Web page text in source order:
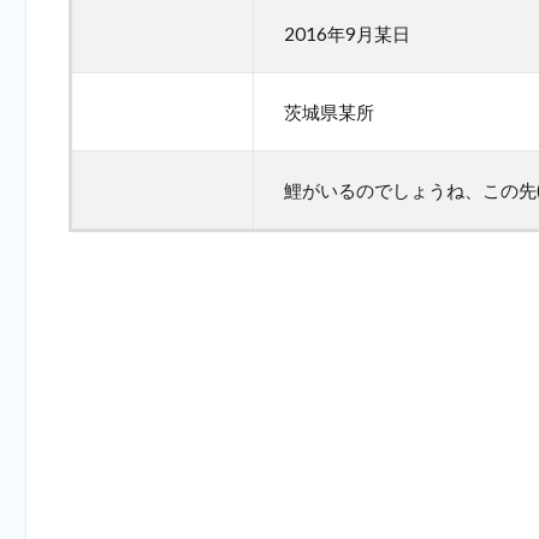
2016年9月某日
茨城県某所
鯉がいるのでしょうね、この